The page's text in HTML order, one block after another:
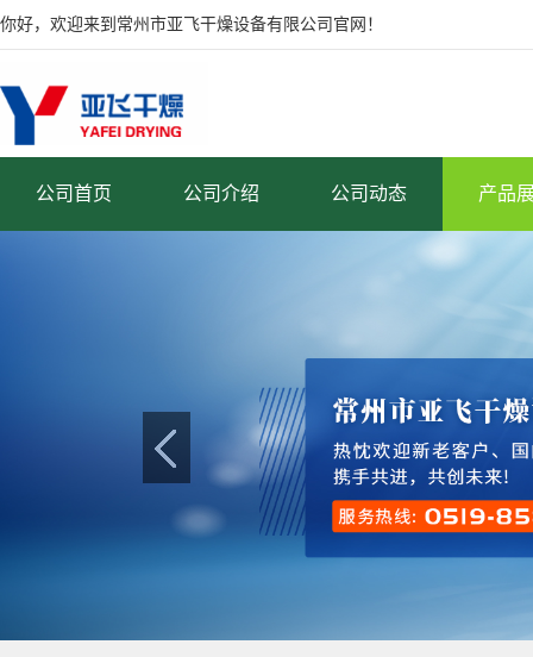
你好，欢迎来到常州市亚飞干燥设备有限公司官网！
公司首页 公司介绍 公司动态 产品